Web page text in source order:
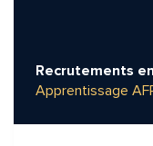
Recrutements
Apprentissage